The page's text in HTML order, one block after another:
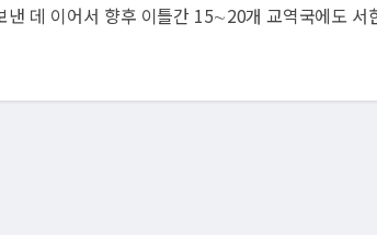
데 이어서 향후 이틀간 15∼20개 교역국에도 서